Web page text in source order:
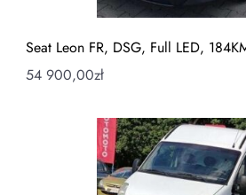
Seat Leon FR, DSG, Full LED,
54 900,00zł